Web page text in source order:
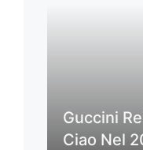
Guccini
Ciao Nel